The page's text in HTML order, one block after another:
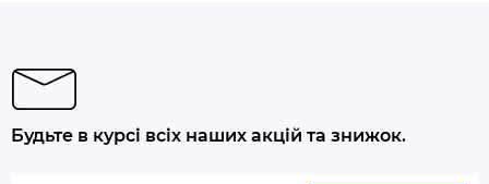
Будьте в курсі всіх наших акцій та знижок.